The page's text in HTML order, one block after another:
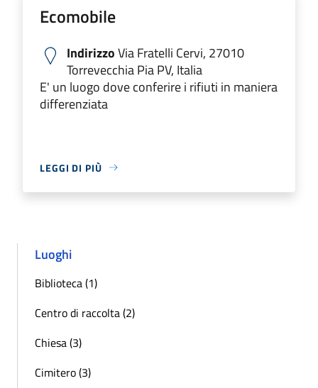
Ecomobile
IndirizzoVia Fratelli Cervi, 27010
Torrevecchia Pia PV, Italia
E' un luogo dove conferire i rifiuti in maniera
differenziata
LEGGI DI PIÙ
Luoghi
Biblioteca (1)
Centro di raccolta (2)
Chiesa (3)
Cimitero (3)